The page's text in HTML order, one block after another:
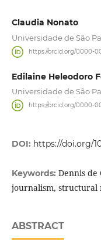
Claudia Nonato
Universidade de São
https://orcid.org/0000-
Edilaine Heleodoro
Universidade de São
https://orcid.org/0000-
DOI: https://doi.org/
Keywords: Dennis de
journalism, structural
ABSTRACT